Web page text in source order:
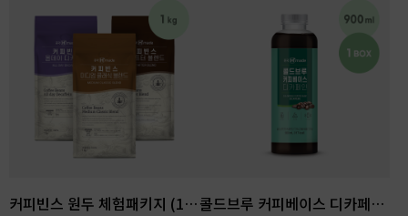
커피빈스 원두 체험패키지 (1kg) 콜드브루 커피베이스 디카페인 (900ml x 6ea)